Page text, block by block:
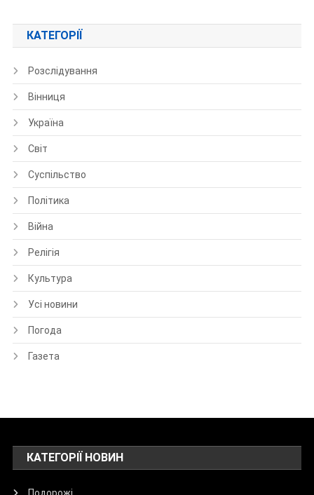
КАТЕГОРІЇ
Розслідування
Вінниця
Україна
Світ
Суспільство
Політика
Війна
Релігія
Культура
Усі новини
Погода
Газета
КАТЕГОРІЇ НОВИН